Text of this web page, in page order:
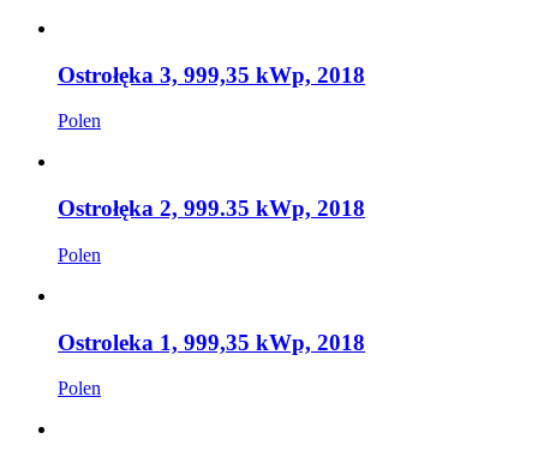
Ostrołęka 3, 999,35 kWp, 2018
Polen
Ostrołęka 2, 999.35 kWp, 2018
Polen
Ostroleka 1, 999,35 kWp, 2018
Polen